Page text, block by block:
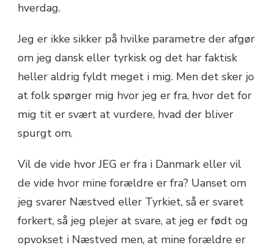
hverdag.
Jeg er ikke sikker på hvilke parametre der afgør
om jeg dansk eller tyrkisk og det har faktisk
heller aldrig fyldt meget i mig. Men det sker jo
at folk spørger mig hvor jeg er fra, hvor det for
mig tit er svært at vurdere, hvad der bliver
spurgt om.
Vil de vide hvor JEG er fra i Danmark eller vil
de vide hvor mine forældre er fra? Uanset om
jeg svarer Næstved eller Tyrkiet, så er svaret
forkert, så jeg plejer at svare, at jeg er født og
opvokset i Næstved men, at mine forældre er